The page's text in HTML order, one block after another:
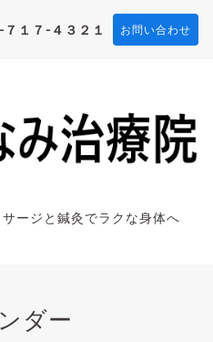
７１７-４３２１ お問い合わせ
ージと鍼灸でラクな身体へ
ダー